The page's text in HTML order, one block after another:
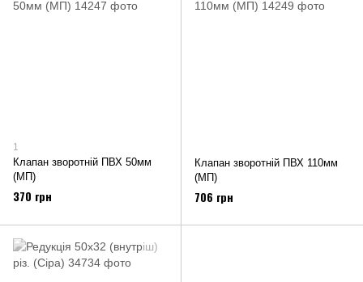
1
Клапан зворотній ПВХ 50мм
(МП)
370 грн
Клапан зворотній ПВХ 110мм
(МП)
706 грн